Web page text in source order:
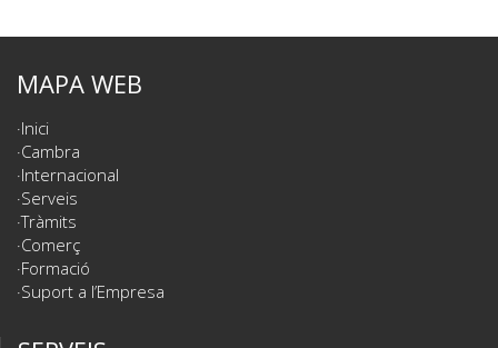
MAPA WEB
Inici
Cambra
Internacional
Serveis
Tràmits
Comerç
Formació
Suport a l’Empresa